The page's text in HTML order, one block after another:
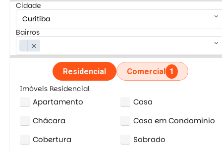
Cidade
keyboard_arrow_down
Bairros
close keyboard_arrow_down
Residencial Comercial 1
Imóveis Residencial
Apartamento
Casa
Chácara
Casa em Condominio
Cobertura
Sobrado